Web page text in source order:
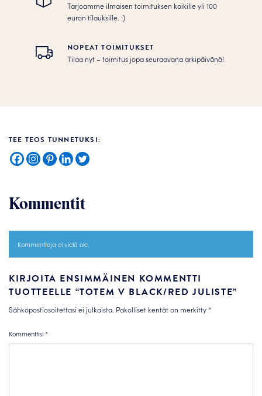
Tarjoamme ilmaisen toimituksen kaikille yli 100
euron tilauksille. :­­)
NOPEAT TOIMITUKSET
Tilaa nyt – toimitus jopa seuraavana arkipäivänä!
TEE TEOS TUNNETUKSI:
Kommentit
Kommentteja ei vielä ole.
KIRJOITA ENSIMMÄINEN KOMMENTTI
TUOTTEELLE “TOTEM V BLACK/RED JULISTE”
Sähköpostiosoitettasi ei julkaista. Pakolliset kentät on merkitty*
Kommenttisi*